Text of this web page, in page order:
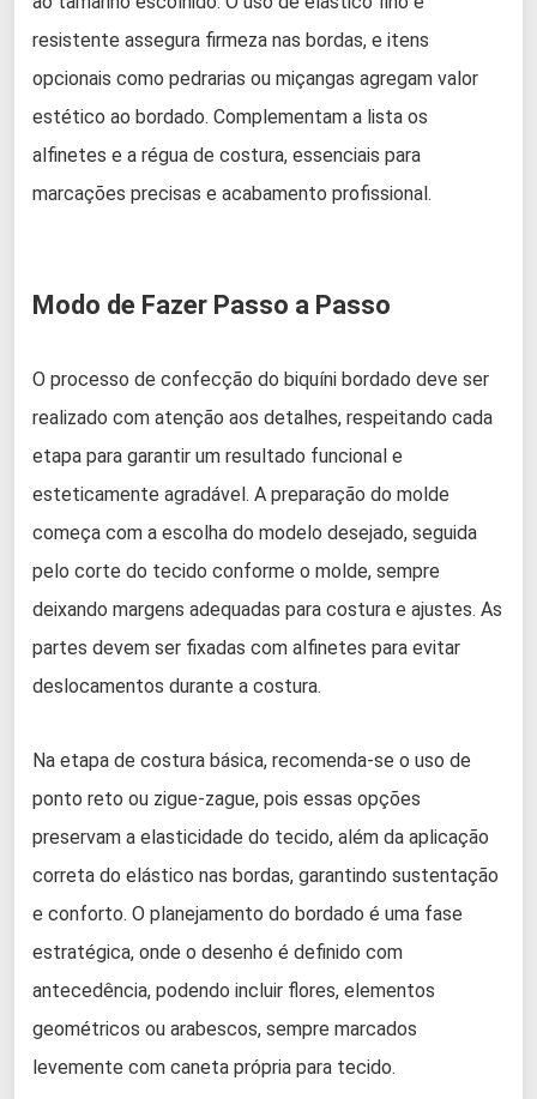
resistente assegura firmeza nas bordas, e itens
opcionais como pedrarias ou miçangas agregam valor
estético ao bordado. Complementam a lista os
alfinetes e a régua de costura, essenciais para
marcações precisas e acabamento profissional.
Modo de Fazer Passo a Passo
O processo de confecção do biquíni bordado deve ser
realizado com atenção aos detalhes, respeitando cada
etapa para garantir um resultado funcional e
esteticamente agradável. A preparação do molde
começa com a escolha do modelo desejado, seguida
pelo corte do tecido conforme o molde, sempre
deixando margens adequadas para costura e ajustes. As
partes devem ser fixadas com alfinetes para evitar
deslocamentos durante a costura.
Na etapa de costura básica, recomenda-se o uso de
ponto reto ou zigue-zague, pois essas opções
preservam a elasticidade do tecido, além da aplicação
correta do elástico nas bordas, garantindo sustentação
e conforto. O planejamento do bordado é uma fase
estratégica, onde o desenho é definido com
antecedência, podendo incluir flores, elementos
geométricos ou arabescos, sempre marcados
levemente com caneta própria para tecido.